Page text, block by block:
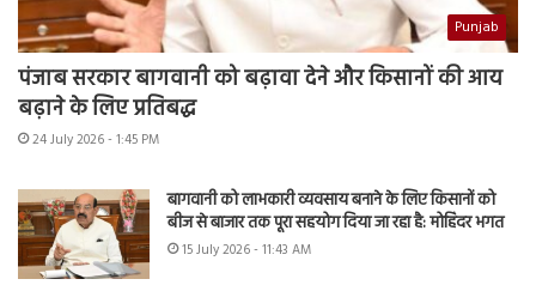
Punjab
पंजाब सरकार बागवानी को बढ़ावा देने और किसानों की आय
बढ़ाने के लिए प्रतिबद्ध
24 July 2026 - 1:45 PM
बागवानी को लाभकारी व्यवसाय बनाने के लिए किसानों को
बीज से बाजार तक पूरा सहयोग दिया जा रहा है: मोहिंदर भगत
15 July 2026 - 11:43 AM